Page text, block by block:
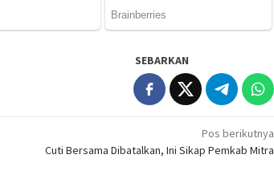
SEBARKAN
Pos berikutnya
Cuti Bersama Dibatalkan, Ini Sikap Pemkab Mitra